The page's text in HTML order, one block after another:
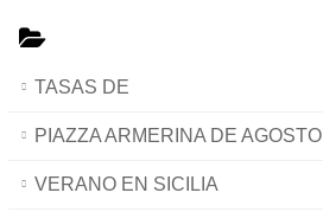
TASAS DE
PIAZZA ARMERINA DE AGOSTO
VERANO EN SICILIA